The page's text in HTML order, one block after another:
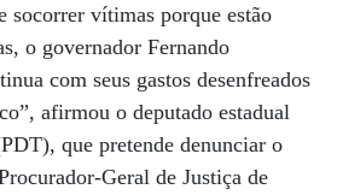
socorrer vítimas porque estão
o governador Fernando
com seus gastos desenfreados
afirmou o deputado estadual
que pretende denunciar o
Geral de Justiça de